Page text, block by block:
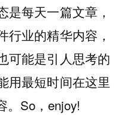
是每天一篇文章，
行业的精华内容，
可能是引人思考的
用最短时间在这里
。So，enjoy!